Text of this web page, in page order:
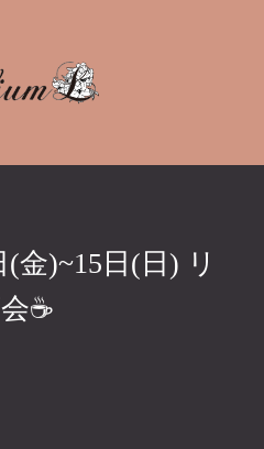
(金)~15日(日) リ
☕